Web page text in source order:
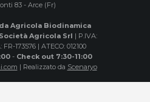
83 - Arce (Fr)
Agricola Biodinamica
Agricola Srl | P.IVA:
FR-173576 | ATECO: 012100
- Check out 7:30-11:00
| Realizzato da Scenaryo